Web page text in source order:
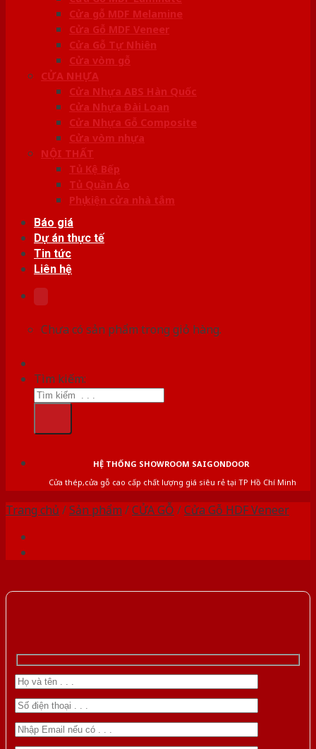
Cửa gỗ MDF Melamine
Cửa Gỗ MDF Veneer
Cửa Gỗ Tự Nhiên
Cửa vòm gỗ
CỬA NHỰA
Cửa Nhựa ABS Hàn Quốc
Cửa Nhựa Đài Loan
Cửa Nhựa Gỗ Composite
Cửa vòm nhựa
NỘI THẤT
Tủ Kệ Bếp
Tủ Quần Áo
Phụ kiện cửa nhà tắm
Báo giá
Dự án thực tế
Tin tức
Liên hệ
Chưa có sản phẩm trong giỏ hàng.
Tìm kiếm:
HỆ THỐNG SHOWROOM SAIGONDOOR
Cửa thép,cửa gỗ cao cấp chất lượng giá siêu rẻ tại TP Hồ Chí Minh
Trang chủ /Sản phẩm /CỬA GỖ /Cửa Gỗ HDF Veneer